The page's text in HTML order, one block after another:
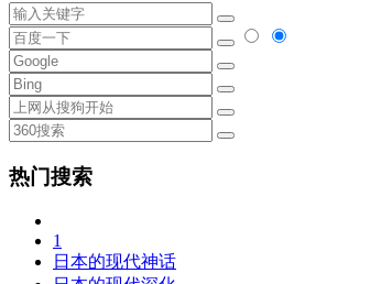
热门搜索
1
日本的现代神话